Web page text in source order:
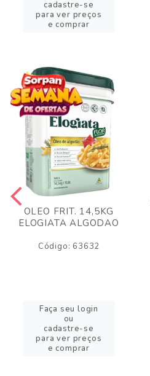
cadastre-se
para ver preços
e comprar
OLEO FRIT. 14,5KG
ELOGIATA ALGODAO
Código: 63632
Faça seu login
ou
cadastre-se
para ver preços
e comprar